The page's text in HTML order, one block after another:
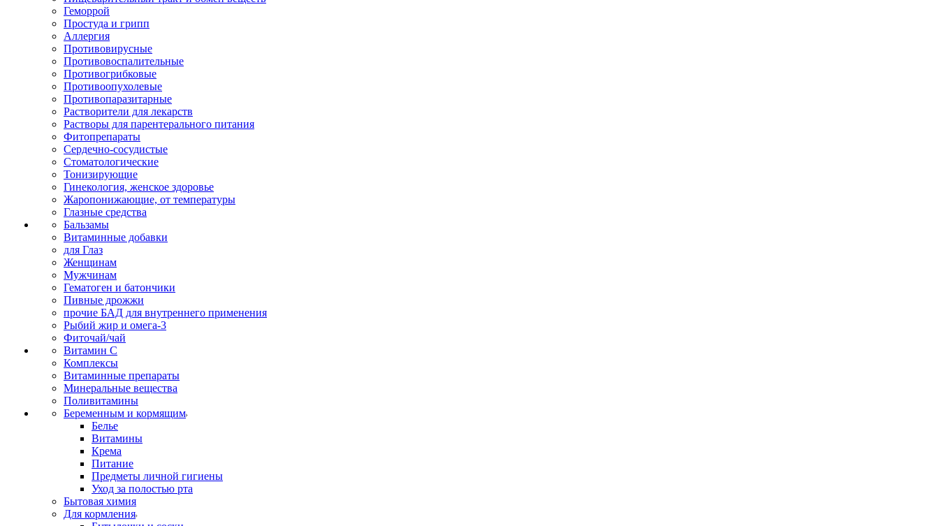
Геморрой
Простуда и грипп
Аллергия
Противовирусные
Противовоспалительные
Противогрибковые
Противоопухолевые
Противопаразитарные
Растворители для лекарств
Растворы для парентерального питания
Фитопрепараты
Сердечно-сосудистые
Стоматологические
Тонизирующие
Гинекология, женское здоровье
Жаропонижающие, от температуры
Глазные средства
Бальзамы
Витаминные добавки
для Глаз
Женщинам
Мужчинам
Гематоген и батончики
Пивные дрожжи
прочие БАД для внутреннего применения
Рыбий жир и омега-3
Фиточай/чай
Витамин С
Комплексы
Витаминные препараты
Минеральные вещества
Поливитамины
Беременным и кормящим
Белье
Витамины
Крема
Питание
Предметы личной гигиены
Уход за полостью рта
Бытовая химия
Для кормления